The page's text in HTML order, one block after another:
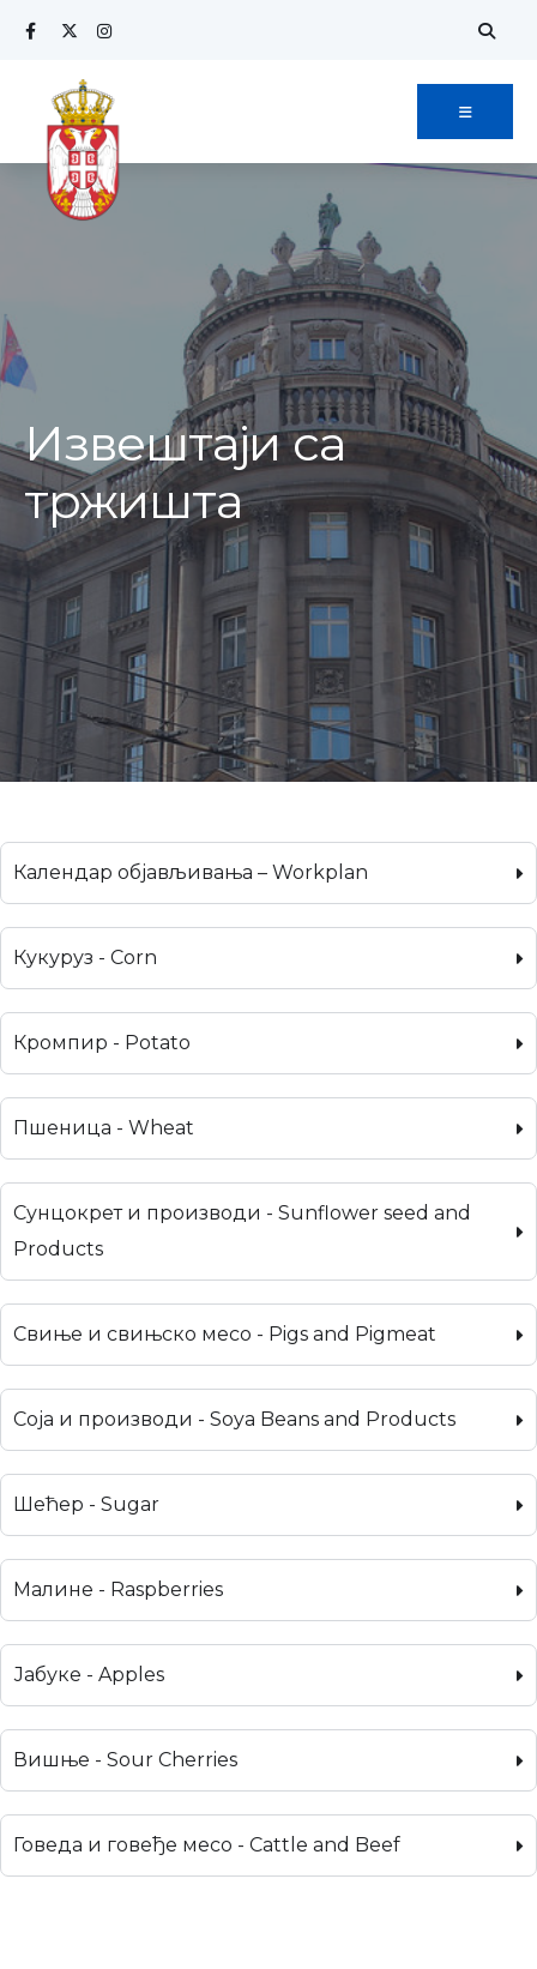
Извештаји са
тржишта
Календар објављивања – Workplan
Кукуруз - Corn
Кромпир - Potato
Пшеница - Wheat
Сунцокрет и производи - Sunflower seed and
Products
Свиње и свињско месо - Pigs and Pigmeat
Соја и производи - Soya Beans and Products
Шећер - Sugar
Малине - Raspberries
Јабуке - Apples
Вишње - Sour Cherries
Говеда и говеђе месо - Cattle and Beef